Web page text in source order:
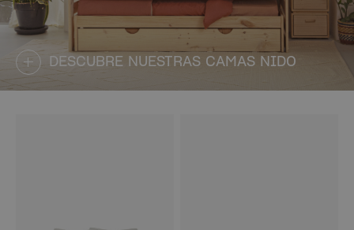
DESCUBRE NUESTRAS CAMAS NIDO